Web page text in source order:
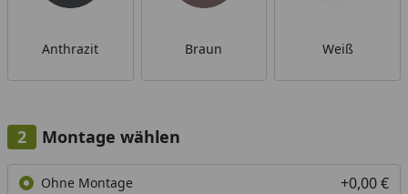
Anthrazit Braun Weiß
Montage wählen
Ohne Montage +0,00 €